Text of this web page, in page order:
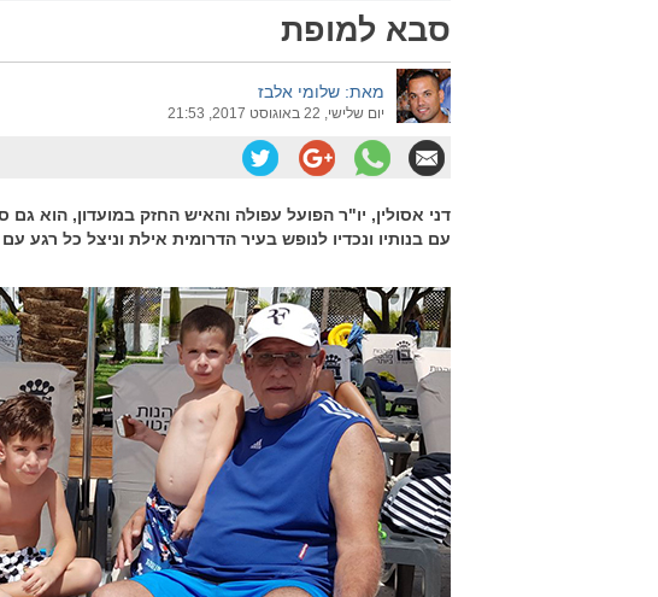
סבא למופת
מאת: שלומי אלבז
יום שלישי, 22 באוגוסט 2017, 21:53
דני אסולין, יו"ר הפועל עפולה והאיש החזק במועדון,
עם בנותיו ונכדיו לנופש בעיר הדרומית אילת וניצל כל רגע